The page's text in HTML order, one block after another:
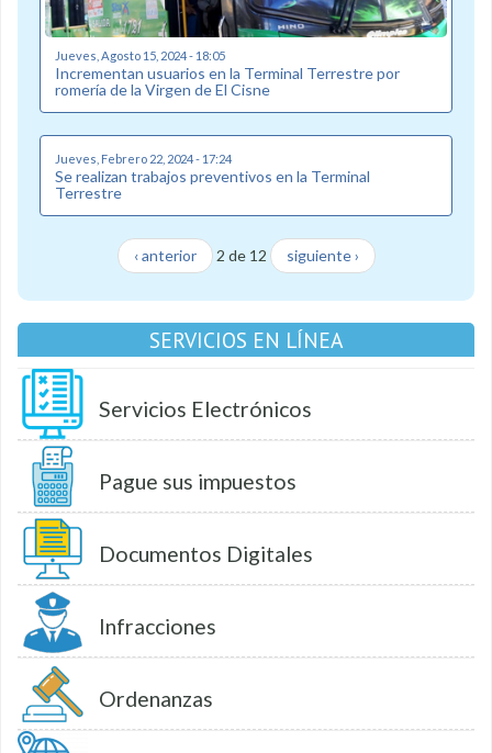
Jueves, Agosto 15, 2024 - 18:05
Incrementan usuarios en la Terminal Terrestre por
romería de la Virgen de El Cisne
Jueves, Febrero 22, 2024 - 17:24
Se realizan trabajos preventivos en la Terminal
Terrestre
‹ anterior 2 de 12 siguiente ›
SERVICIOS EN LÍNEA
Servicios Electrónicos
Pague sus impuestos
Documentos Digitales
Infracciones
Ordenanzas